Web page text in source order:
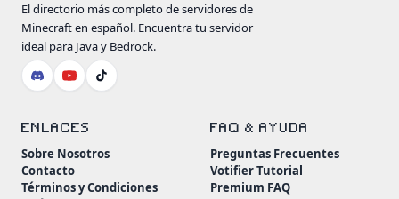
El directorio más completo de servidores de
Minecraft en español. Encuentra tu servidor
ideal para Java y Bedrock.
ENLACES
Sobre Nosotros
Contacto
Términos y Condiciones
FAQ & AYUDA
Preguntas Frecuentes
Votifier Tutorial
Premium FAQ